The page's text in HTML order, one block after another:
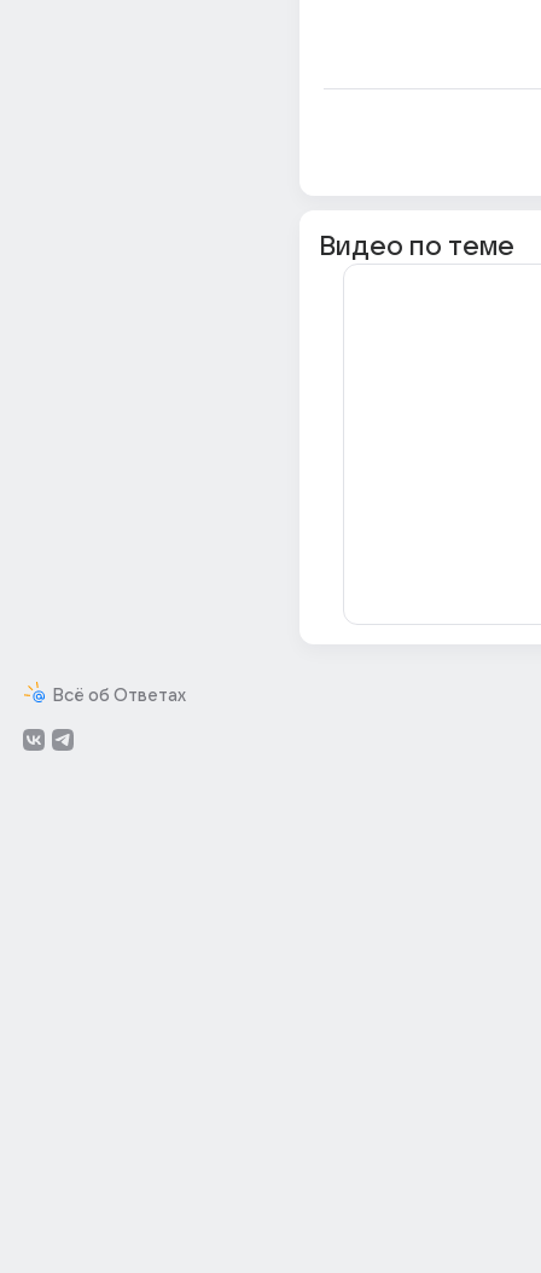
Всё об Ответах
Видео по теме